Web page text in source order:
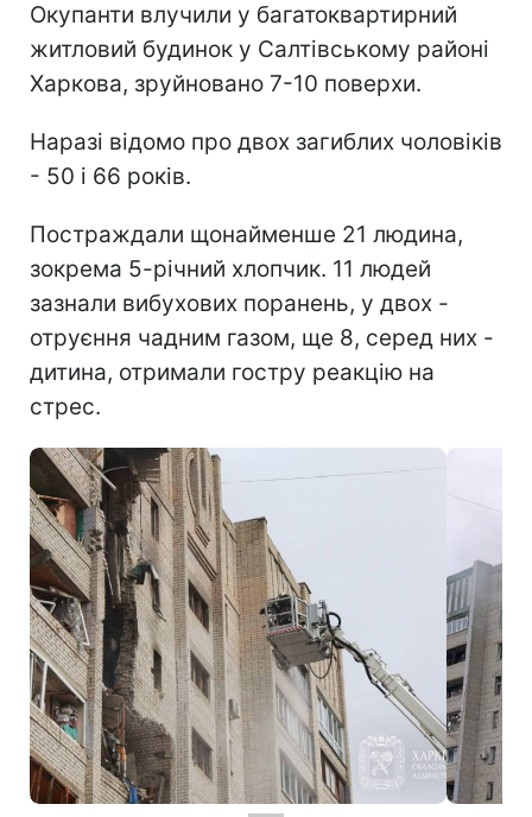
Окупанти влучили у багатоквартирний
житловий будинок у Салтівському районі
Харкова, зруйновано 7-10 поверхи.
Наразі відомо про двох загиблих чоловіків
- 50 і 66 років.
Постраждали щонайменше 21 людина,
зокрема 5-річний хлопчик. 11 людей
зазнали вибухових поранень, у двох -
отруєння чадним газом, ще 8, серед них -
дитина, отримали гостру реакцію на
стрес.